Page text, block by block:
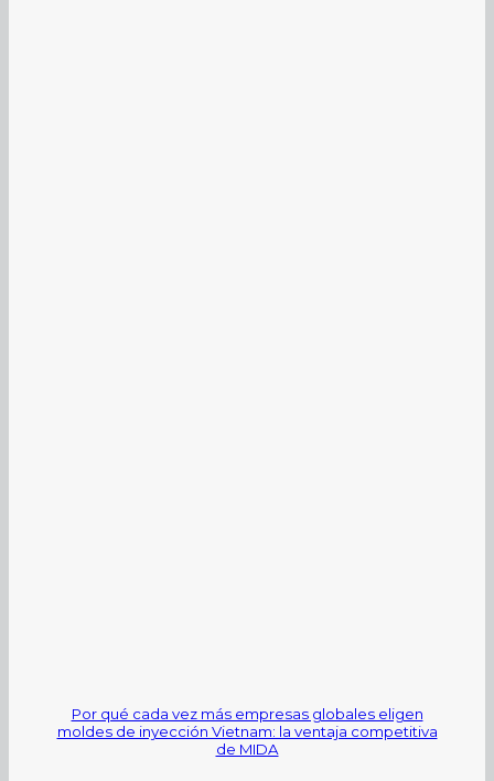
Por qué cada vez más empresas globales eligen
moldes de inyección Vietnam: la ventaja competitiva
de MIDA